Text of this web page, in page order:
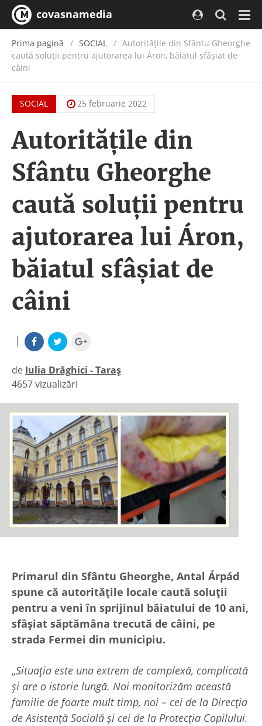
covasnamedia
Prima pagină SOCIAL
Autoritățile din Sfântu Gheorghe
caută soluții pentru ajutorarea lui Áron, băiatul sfâșiat de
câini
SOCIAL 25 februarie 2022
Autoritățile din
Sfântu Gheorghe
caută soluții pentru
ajutorarea lui Áron,
băiatul sfâșiat de
câini
|
de Iulia Drăghici - Taraș
|
4657 vizualizări
Primarul din Sfântu Gheorghe, Antal Árpád
spune că autoritățile locale caută soluții
pentru a veni în sprijinul băiatului de 10 ani,
sfâșiat săptămâna trecută de câini, pe
strada Fermei din municipiu.
„Situația este una extrem de complexă, complicată
și are o istorie lungă. Noi monitorizăm această
familie de foarte mult timp, noi – cei de la Direcția
de Asistență Socială și cei de la Protecția Copilului.